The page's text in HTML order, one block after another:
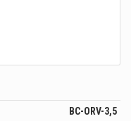
BC-ORV-3,5